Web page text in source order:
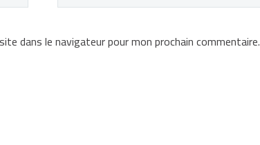
dans le navigateur pour mon prochain commentaire.